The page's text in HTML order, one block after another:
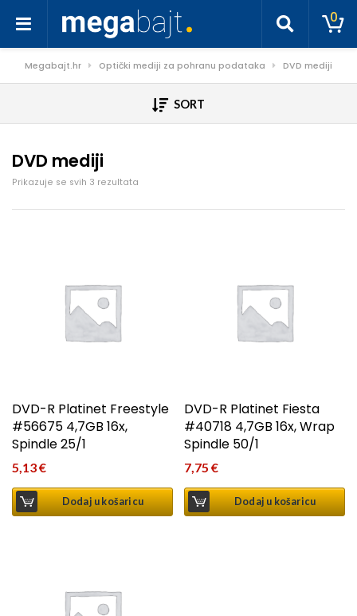
0
Megabajt.hr Optički mediji za pohranu podataka DVD mediji
SORT
DVD mediji
Prikazuje se svih 3 rezultata
DVD-R Platinet Freestyle
#56675 4,7GB 16x,
Spindle 25/1
5,13€
Dodaj u košaricu
DVD-R Platinet Fiesta
#40718 4,7GB 16x, Wrap
Spindle 50/1
7,75€
Dodaj u košaricu